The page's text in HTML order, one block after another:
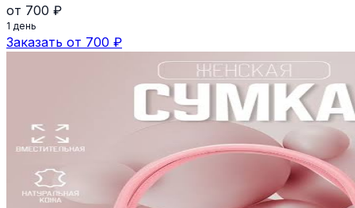
от 700 ₽
1 день
Заказать от 700 ₽